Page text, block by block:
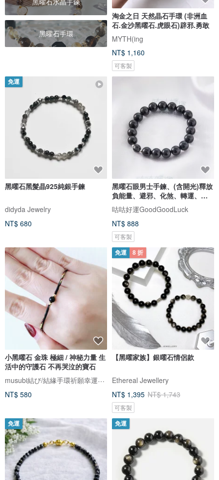
黑曜石手環
淘金之日 天然晶石手環 (非洲血
石.金沙黑曜石.虎眼石)辟邪.勇敢
MYTH(ing
NT$ 1,160
可客製
免運
黑曜石黑髮晶925純銀手鍊
didyda Jewelry
NT$ 680
黑曜石眼男士手鍊、(含開光)釋放
負能量、避邪、化煞、轉運、聚
財
咕咕好運GoodGoodLuck
NT$ 888
可客製
小黑曜石 金珠 極細 / 神秘力量 生
活中的守護石 不再哭泣的寶石
musubi結び/結緣手環祈願幸運繩。接單製作，下訂前請先詳閱賣場公告欄
NT$ 580
免運 8 折
【黑曜家族】銀曜石情侶款
Ethereal Jewellery
NT$ 1,395 NT$ 1,743
可客製
免運 免運